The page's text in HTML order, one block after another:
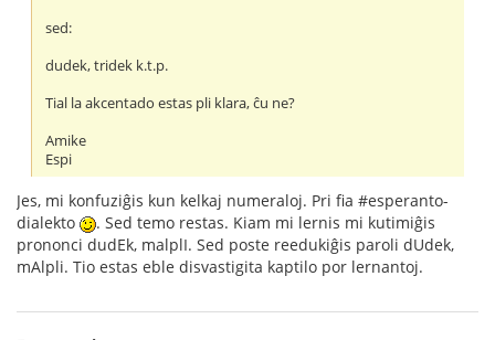
sed:
dudek, tridek k.t.p.
Tial la akcentado estas pli klara, ĉu ne?
Amike
Espi
Jes, mi konfuziĝis kun kelkaj numeraloj. Pri fia #esperanto-
dialekto
. Sed temo restas. Kiam mi lernis mi kutimiĝis
prononci dudEk, malplI. Sed poste reedukiĝis paroli dUdek,
mAlpli. Tio estas eble disvastigita kaptilo por lernantoj.